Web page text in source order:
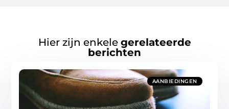
Hier zijn enkele gerelateerde
berichten
AANBIEDINGEN